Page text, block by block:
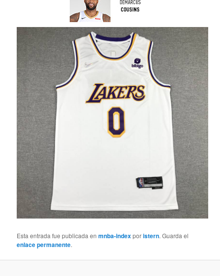
Esta entrada fue publicada enmnba-indexporistern. Guarda el
enlace permanente.